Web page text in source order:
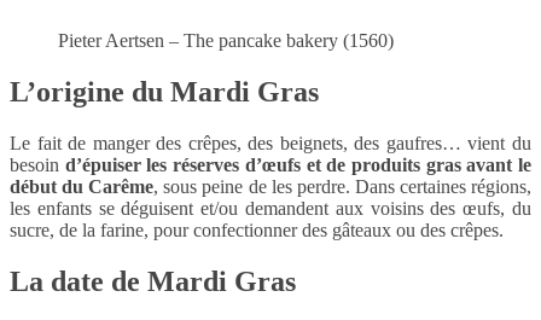
Pieter Aertsen – The pancake bakery (1560)
L’origine du Mardi Gras
Le fait de manger des crêpes, des beignets, des gaufres… vient du
besoin d’épuiser les réserves d’œufs et de produits gras avant le
début du Carême, sous peine de les perdre. Dans certaines régions,
les enfants se déguisent et/ou demandent aux voisins des œufs, du
sucre, de la farine, pour confectionner des gâteaux ou des crêpes.
La date de Mardi Gras